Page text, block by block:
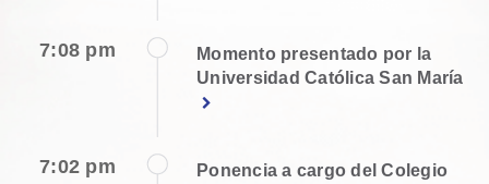
7:08 pm
Momento presentado por la
Universidad Católica San María
7:02 pm
Ponencia a cargo del Colegio